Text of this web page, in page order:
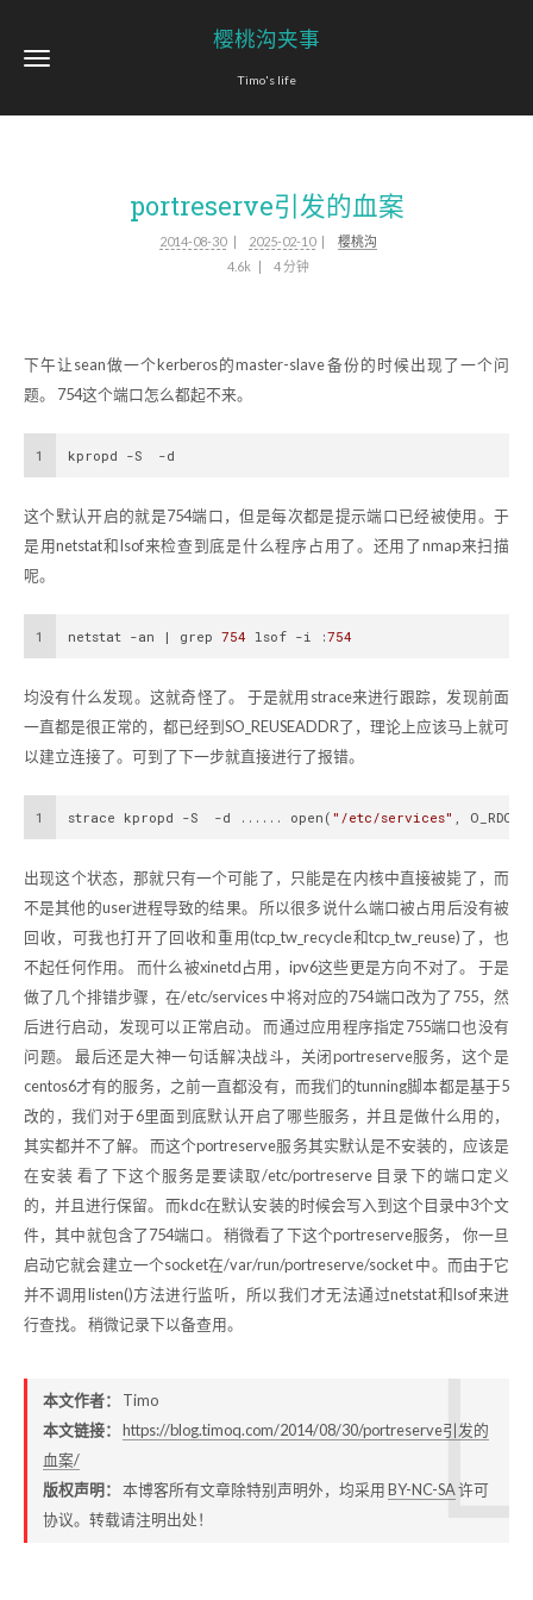
樱桃沟夹事
Timo's life
portreserve引发的血案
2014-08-30 2025-02-10
樱桃沟
4.6k
4 分钟
下午让sean做一个kerberos的master-slave 备份的时候出现了一个问
题。 754这个端口怎么都起不来。
1 kpropd -S  -d
这个默认开启的就是754端口，但是每次都是提示端口已经被使用。于
是用netstat和lsof来检查到底是什么程序占用了。还用了nmap来扫描
呢。
1 netstat -an | grep 754 lsof -i :754
均没有什么发现。这就奇怪了。 于是就用strace来进行跟踪，发现前面
一直都是很正常的，都已经到SO_REUSEADDR了，理论上应该马上就可
以建立连接了。可到了下一步就直接进行了报错。
1 strace kpropd -S  -d ...... open( "/etc/services" ,
出现这个状态，那就只有一个可能了，只能是在内核中直接被毙了，而
不是其他的user进程导致的结果。 所以很多说什么端口被占用后没有被
回收，可我也打开了回收和重用(tcp_tw_recycle和tcp_tw_reuse)了，也
不起任何作用。 而什么被xinetd占用，ipv6这些更是方向不对了。 于是
做了几个排错步骤，在/etc/services 中将对应的754端口改为了755，然
后进行启动，发现可以正常启动。 而通过应用程序指定755端口也没有
问题。 最后还是大神一句话解决战斗，关闭portreserve服务，这个是
centos6才有的服务，之前一直都没有，而我们的tunning脚本都是基于5
改的，我们对于6里面到底默认开启了哪些服务，并且是做什么用的，
其实都并不了解。 而这个portreserve服务其实默认是不安装的，应该是
在安装 看了下这个服务是要读取/etc/portreserve 目录下的端口定义
的，并且进行保留。 而kdc在默认安装的时候会写入到这个目录中3个文
件，其中就包含了754端口。 稍微看了下这个portreserve服务， 你一旦
启动它就会建立一个socket在/var/run/portreserve/socket 中。而由于它
并不调用listen()方法进行监听，所以我们才无法通过netstat和lsof来进
行查找。 稍微记录下以备查用。
本文作者： Timo
本文链接：
https://blog.timoq.com/2014/08/30/portreserve引发的
血案/
版权声明： 本博客所有文章除特别声明外，均采用BY-NC-SA许可
协议。转载请注明出处！